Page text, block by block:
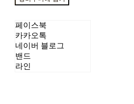
페이스북
카카오톡
네이버 블로그
밴드
라인